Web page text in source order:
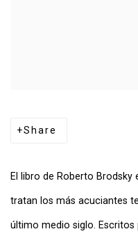
Share
El libro de Roberto
tratan los más acuciantes
último medio siglo.